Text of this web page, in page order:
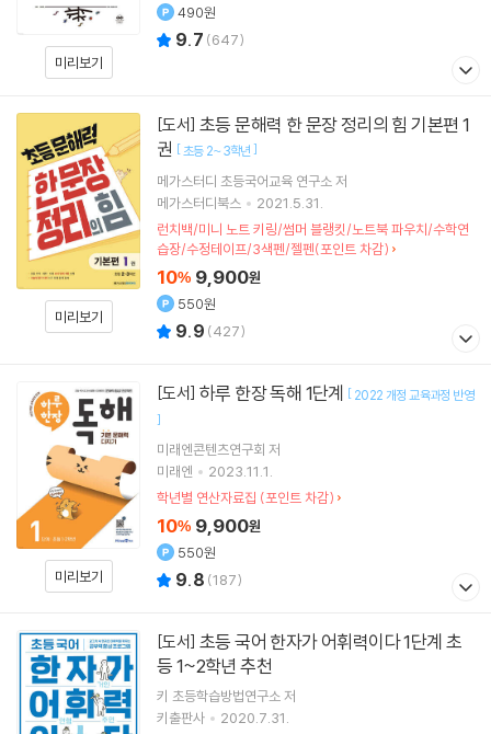
미리보기
490원
9.7 (647)
미리보기
[도서]
권 [초등 2~3학년 ]
메가스터디 초등국어교육 연구소저
메가스터디북스
2021.5.31.
런치백/미니 노트 키링/썸머 블랭킷/노트북 파우치/수학연
습장/수정테이프/3색펜/젤펜(포인트 차감)
10% 9,900원
550원
9.9 (427)
미리보기
[도서] 하루 한장 독해 1단계 [ 2022 개정 교육과정 반영
]
미래엔콘텐츠연구회 저
미래엔
2023.11.1.
학년별 연산자료집 (포인트 차감)
10% 9,900원
550원
9.8 (187)
[도서]
등 1~2학년 추천
키 초등학습방법연구소저
키출판사
2020.7.31.